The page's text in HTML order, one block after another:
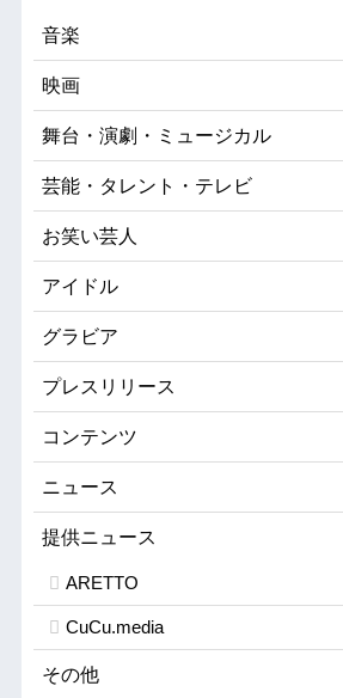
音楽
映画
舞台・演劇・ミュージカル
芸能・タレント・テレビ
お笑い芸人
アイドル
グラビア
プレスリリース
コンテンツ
ニュース
提供ニュース
ARETTO
CuCu.media
その他